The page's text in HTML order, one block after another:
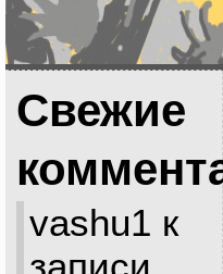
Свежие
vashu1 к